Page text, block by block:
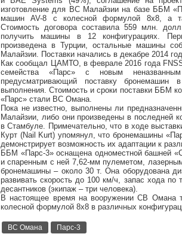
изготовление для ВС Малайзии на базе ББМ
машин AV-8 с колесной формулой 8x8, а
Стоимость договора составила 559 млн.
получить машины в 12 конфигурациях.
произведена в Турции, остальные машины
Малайзии. Поставки начались в декабре 2014
Как сообщал ЦАМТО, в феврале 2016 года
семейства «Парс» с новым
предусматривающий поставку
выполнения. Стоимость и сроки поставки ББМ
«Парс» стали ВС Омана.
Пока не известно, выполнены ли
Малайзии, либо они произведены в последней
в Стамбуле. Примечательно, что в ходе
Курт (Nail Kurt) упомянул, что бронемашины
демонстрирует возможность их адаптации к
ББМ «Парс-3» оснащена одноместной башней
и спаренным с ней 7,62-мм пулеметом,
бронемашины – около 30 т. Она оборудована
развивать скорость до 100 км/ч, запас хода
десантников (экипаж – три человека).
В настоящее время на вооружении СВ Омана
колесной формулой 8х8 в различных
ВС Омана Парс-3